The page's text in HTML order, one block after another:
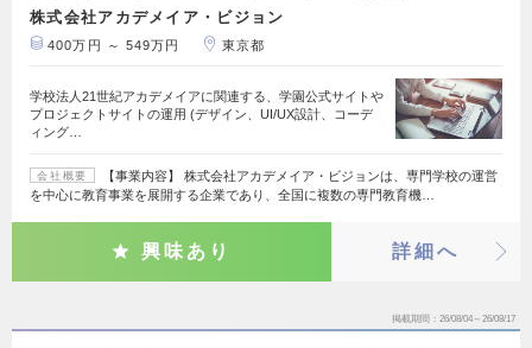
株式会社アカデメイア・ビジョン
400万円 ～ 549万円 東京都
学校法人21世紀アカデメイアに関連する、学園公式サイトや
プロジェクトサイトの運用 (デザイン、UI/UX設計、コーデ
ィング…
会社概要
【事業内容】 株式会社アカデメイア・ビジョンは、専門学校の運営
を中心に教育事業を展開する企業であり、全国に複数の専門教育機…
興味あり 詳細へ
掲載期間 26/08/04～26/08/17